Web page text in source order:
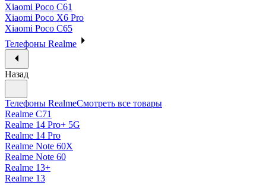
Xiaomi Poco C61
Xiaomi Poco X6 Pro
Xiaomi Poco C65
Телефоны Realme
Назад
Телефоны RealmeСмотреть все товары
Realme C71
Realme 14 Pro+ 5G
Realme 14 Pro
Realme Note 60X
Realme Note 60
Realme 13+
Realme 13